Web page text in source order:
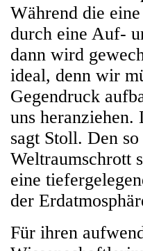
Während die
durch eine Auf-
dann wird
ideal, denn wir
Gegendruck
uns
sagt Stoll. Den
Weltraumschrott
eine
der
Für ihren